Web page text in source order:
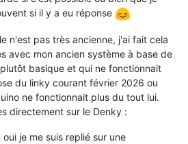
si il y a eu réponse
n'est pas très ancienne, j'ai fait cela
avec mon ancien système à base de
basique et qui ne fonctionnait
du linky courant février 2026 ou
ne fonctionnait plus du tout lui.
directement sur le Denky :
je me suis replié sur une